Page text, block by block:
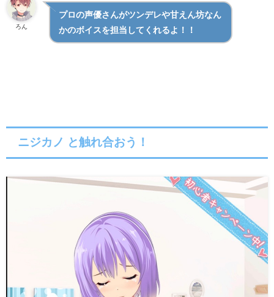
ろん
プロの声優さんがツンデレや甘えん坊なん
かのボイスを担当してくれるよ！！
ニジカノ と触れ合おう！